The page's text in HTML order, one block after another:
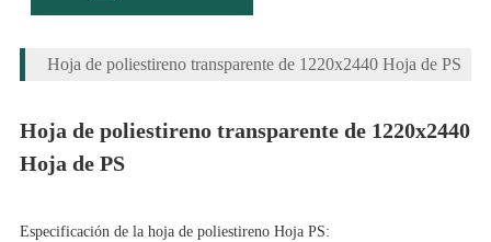
Hoja de poliestireno transparente de 1220x2440 Hoja de PS
Hoja de poliestireno transparente de 1220x2440
Hoja de PS
Especificación de la hoja de poliestireno Hoja PS: